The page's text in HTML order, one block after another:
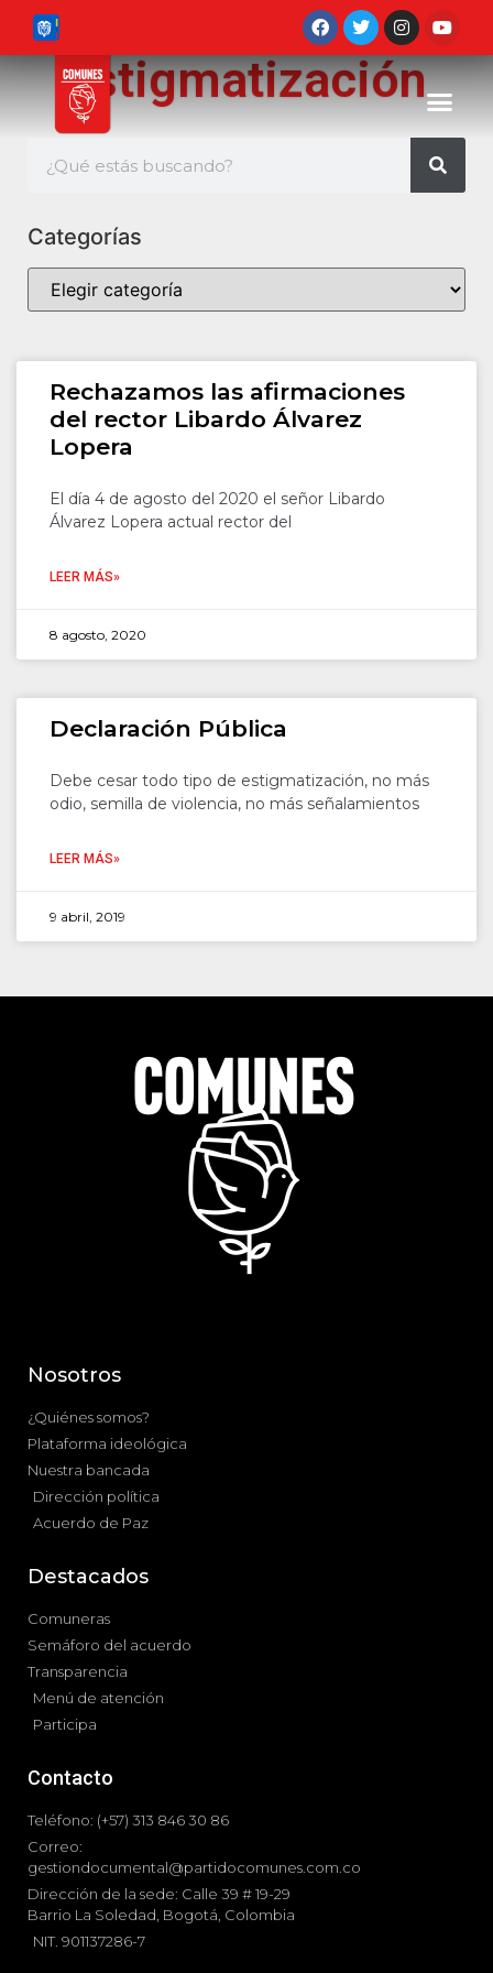
estigmatización
Categorías
Rechazamos las afirmaciones
del rector Libardo Álvarez
Lopera
El día 4 de agosto del 2020 el señor Libardo
Álvarez Lopera actual rector del
LEER MÁS»
8 agosto, 2020
Declaración Pública
Debe cesar todo tipo de estigmatización, no más
odio, semilla de violencia, no más señalamientos
LEER MÁS»
9 abril, 2019
Nosotros
¿Quiénes somos?
Plataforma ideológica
Nuestra bancada
Dirección política
Acuerdo de Paz
Destacados
Comuneras
Semáforo del acuerdo
Transparencia
Menú de atención
Participa
Contacto
Teléfono: (+57) 313 846 30 86
Correo:
gestiondocumental@partidocomunes.com.co
Dirección de la sede: Calle 39 # 19-29
Barrio La Soledad, Bogotá, Colombia
NIT. 901137286-7